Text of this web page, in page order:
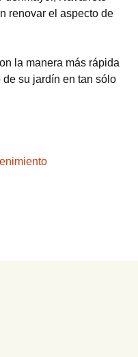
renovar el aspecto de
la manera más rápida
su jardín en tan sólo